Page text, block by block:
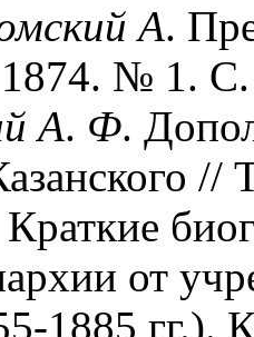
А.
№ 1.
А. Ф.
от
1885 гг.).